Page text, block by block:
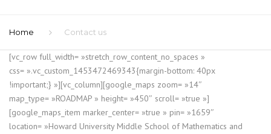
Home Contact us
[vc_row full_width= »stretch_row_content_no_spaces »
css= ».vc_custom_1453472469343{margin-bottom: 40px
!important;} »][vc_column][google_maps zoom= »14″
map_type= »ROADMAP » height= »450″ scroll= »true »]
[google_maps_item marker_center= »true » pin= »1659″
location= »Howard University Middle School of Mathematics and